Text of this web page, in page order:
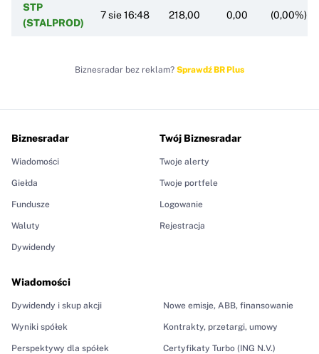
STP
(STALPROD)
7 sie 16:48 218,00 0,00 (0,00%)
Biznesradar bez reklam? Sprawdź BR Plus
Biznesradar
Wiadomości
Giełda
Fundusze
Waluty
Dywidendy
Wiadomości
Dywidendy i skup akcji
Wyniki spółek
Perspektywy dla spółek
Nowe emisje, ABB, finansowanie
Kontrakty, przetargi, umowy
Certyfikaty Turbo (ING N.V.)
Twój Biznesradar
Twoje alerty
Twoje portfele
Logowanie
Rejestracja